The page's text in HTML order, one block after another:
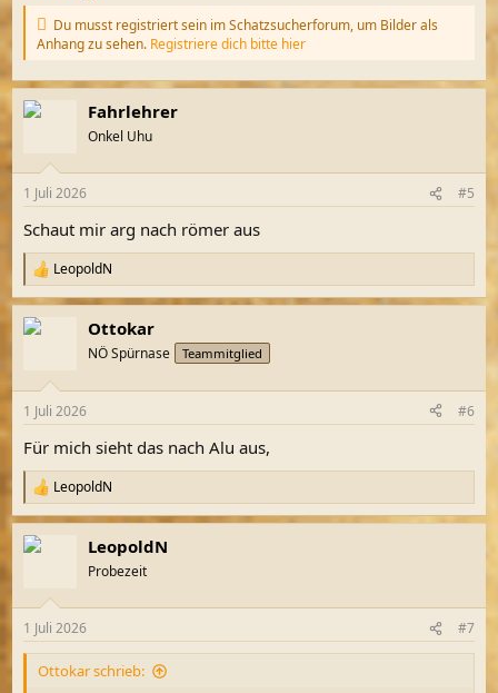
Du musst registriert sein im Schatzsucherforum, um Bilder als
Anhang zu sehen. Registriere dich bitte hier
Fahrlehrer
Onkel Uhu
1 Juli 2026 #5
Schaut mir arg nach römer aus
R
e
a
k
e
:
LeopoldN
Ottokar
NÖ Spürnase Teammitglied
1 Juli 2026 #6
Für mich sieht das nach Alu aus,
R
e
a
k
e
n
LeopoldN
LeopoldN
Probezeit
1 Juli 2026 #7
Ottokar schrieb: